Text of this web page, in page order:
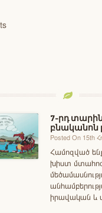
7-րդ
բնականոն
Posted On 15th
Համոզված
խիստ
իրավական և